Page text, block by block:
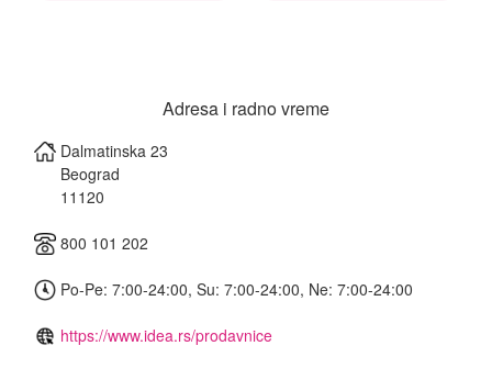
Adresa i radno vreme
Dalmatinska 23
Beograd
11120
800 101 202
Po-Pe: 7:00-24:00, Su: 7:00-24:00, Ne: 7:00-24:00
https://www.idea.rs/prodavnice